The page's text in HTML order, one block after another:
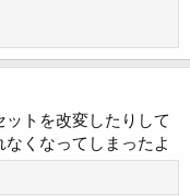
トを改変したりして
くなってしまったよ